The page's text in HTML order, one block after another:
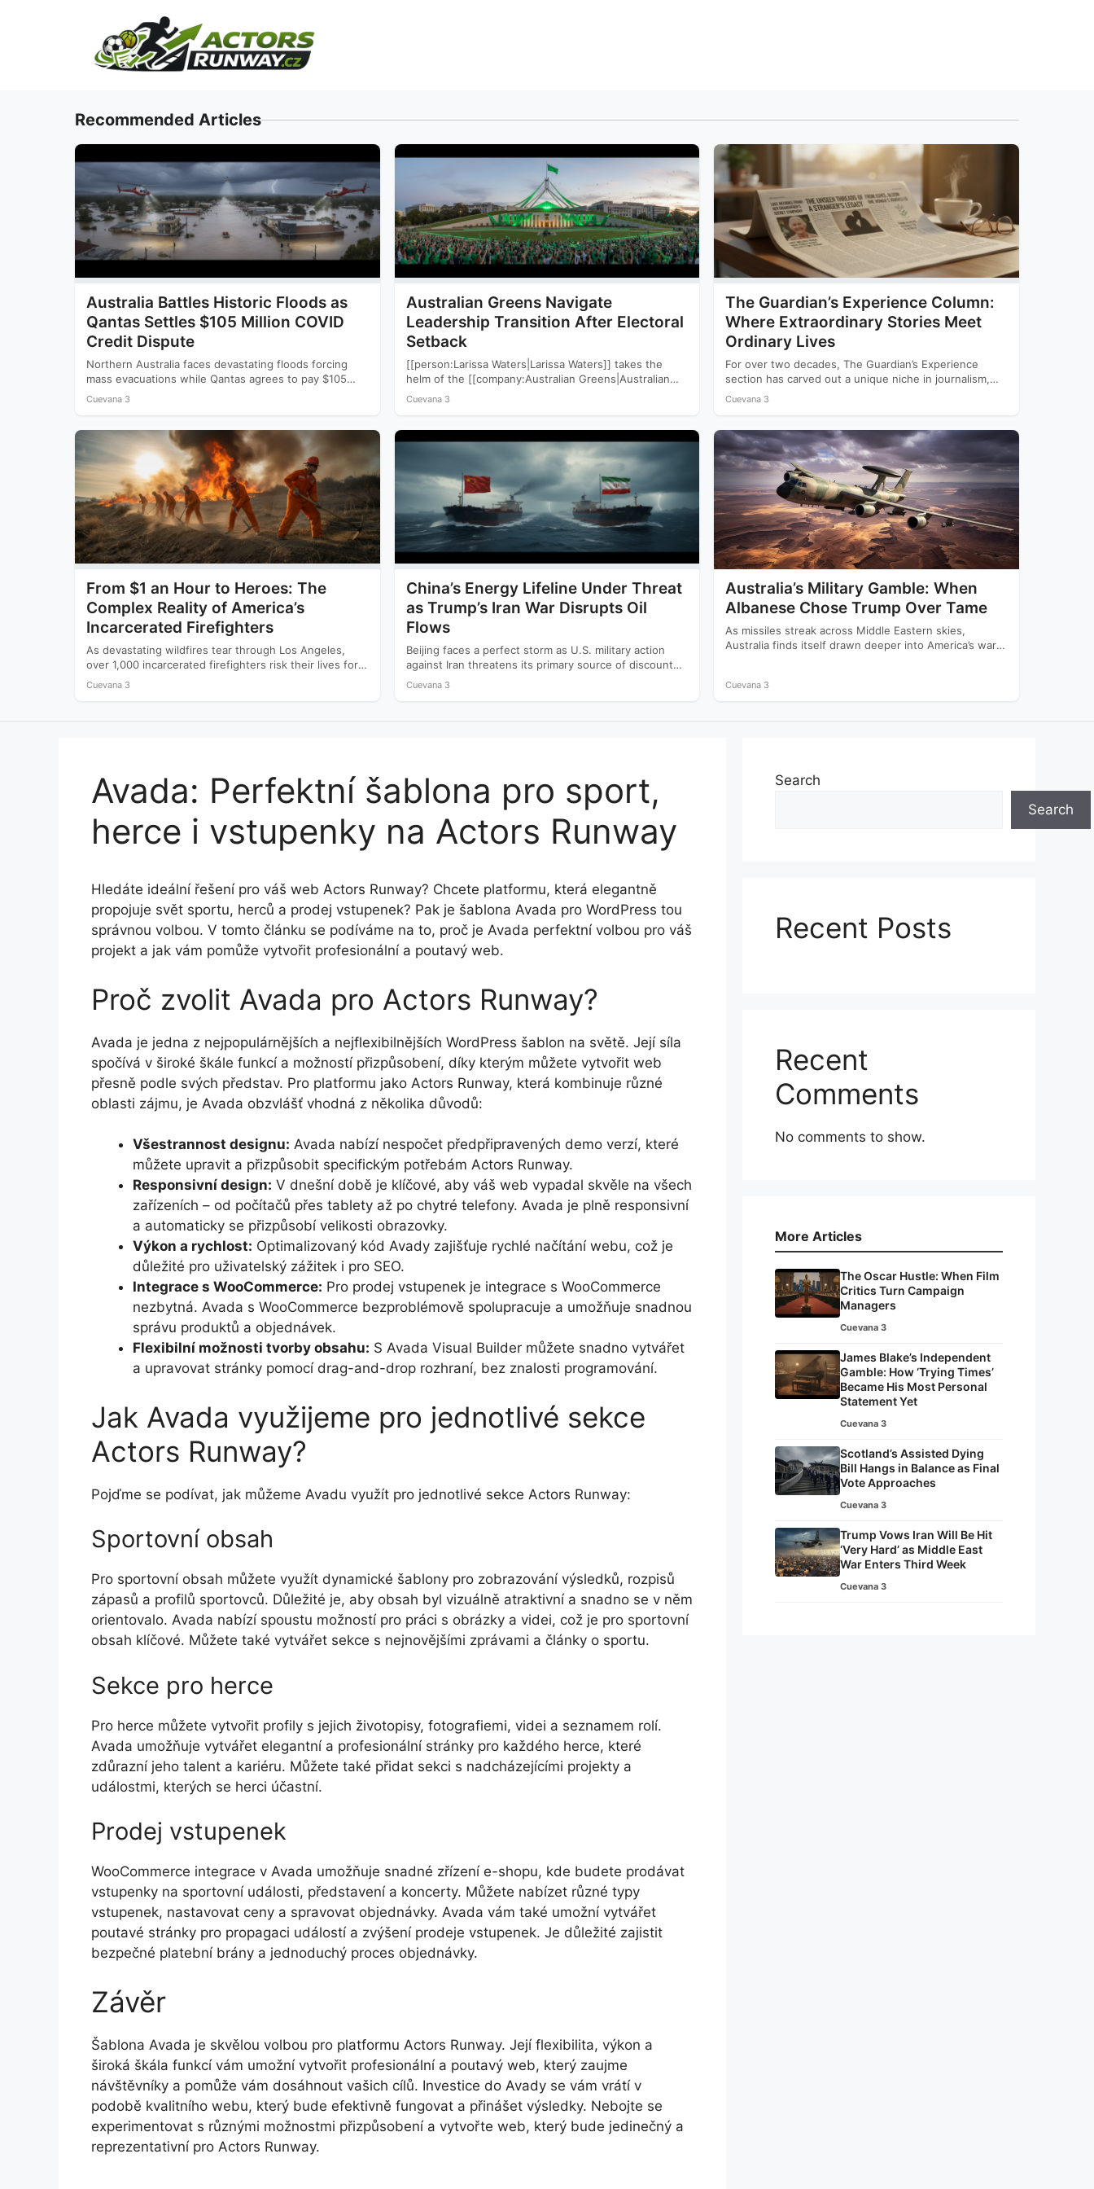
Recommended Articles
Australia Battles Historic Floods as
Qantas Settles $105 Million COVID
Credit Dispute
Northern Australia faces devastating floods forcing
mass evacuations while Qantas agrees to pay $105
million to settle a…
Cuevana 3
Australian Greens Navigate
Leadership Transition After Electoral
Setback
[[person:Larissa Waters|Larissa Waters]] takes the
helm of the [[company:Australian Greens|Australian
Greens]] following a devastating 2025 election that
Cuevana 3
The Guardian’s Experience Column:
Where Extraordinary Stories Meet
Ordinary Lives
For over two decades, The Guardian’s Experience
section has carved out a unique niche in journalism,
offering readers…
Cuevana 3
From $1 an Hour to Heroes: The
Complex Reality of America’s
Incarcerated Firefighters
As devastating wildfires tear through Los Angeles,
over 1,000 incarcerated firefighters risk their lives for
as little as…
Cuevana 3
China’s Energy Lifeline Under Threat
as Trump’s Iran War Disrupts Oil
Flows
Beijing faces a perfect storm as U.S. military action
against Iran threatens its primary source of discounted
crude…
Cuevana 3
Australia’s Military Gamble: When
Albanese Chose Trump Over Tame
As missiles streak across Middle Eastern skies,
Australia finds itself drawn deeper into America’s war
Cuevana 3
Avada: Perfektní šablona pro sport,
herce i vstupenky na Actors Runway
Hledáte ideální řešení pro váš web Actors Runway? Chcete platformu, která elegantně
propojuje svět sportu, herců a prodej vstupenek? Pak je šablona Avada pro WordPress tou
správnou volbou. V tomto článku se podíváme na to, proč je Avada perfektní volbou pro váš
projekt a jak vám pomůže vytvořit profesionální a poutavý web.
Proč zvolit Avada pro Actors Runway?
Avada je jedna z nejpopulárnějších a nejflexibilnějších WordPress šablon na světě. Její síla
spočívá v široké škále funkcí a možností přizpůsobení, díky kterým můžete vytvořit web
přesně podle svých představ. Pro platformu jako Actors Runway, která kombinuje různé
oblasti zájmu, je Avada obzvlášť vhodná z několika důvodů:
Všestrannost designu: Avada nabízí nespočet předpřipravených demo verzí, které
můžete upravit a přizpůsobit specifickým potřebám Actors Runway.
Responsivní design: V dnešní době je klíčové, aby váš web vypadal skvěle na všech
zařízeních – od počítačů přes tablety až po chytré telefony. Avada je plně responsivní
a automaticky se přizpůsobí velikosti obrazovky.
Výkon a rychlost: Optimalizovaný kód Avady zajišťuje rychlé načítání webu, což je
důležité pro uživatelský zážitek i pro SEO.
Integrace s WooCommerce: Pro prodej vstupenek je integrace s WooCommerce
nezbytná. Avada s WooCommerce bezproblémově spolupracuje a umožňuje snadnou
správu produktů a objednávek.
Flexibilní možnosti tvorby obsahu: S Avada Visual Builder můžete snadno vytvářet
a upravovat stránky pomocí drag-and-drop rozhraní, bez znalosti programování.
Jak Avada využijeme pro jednotlivé sekce
Actors Runway?
Pojďme se podívat, jak můžeme Avadu využít pro jednotlivé sekce Actors Runway:
Sportovní obsah
Pro sportovní obsah můžete využít dynamické šablony pro zobrazování výsledků, rozpisů
zápasů a profilů sportovců. Důležité je, aby obsah byl vizuálně atraktivní a snadno se v něm
orientovalo. Avada nabízí spoustu možností pro práci s obrázky a videi, což je pro sportovní
obsah klíčové. Můžete také vytvářet sekce s nejnovějšími zprávami a články o sportu.
Sekce pro herce
Pro herce můžete vytvořit profily s jejich životopisy, fotografiemi, videi a seznamem rolí.
Avada umožňuje vytvářet elegantní a profesionální stránky pro každého herce, které
zdůrazní jeho talent a kariéru. Můžete také přidat sekci s nadcházejícími projekty a
událostmi, kterých se herci účastní.
Prodej vstupenek
WooCommerce integrace v Avada umožňuje snadné zřízení e-shopu, kde budete prodávat
vstupenky na sportovní události, představení a koncerty. Můžete nabízet různé typy
vstupenek, nastavovat ceny a spravovat objednávky. Avada vám také umožní vytvářet
poutavé stránky pro propagaci událostí a zvýšení prodeje vstupenek. Je důležité zajistit
bezpečné platební brány a jednoduchý proces objednávky.
Závěr
Šablona Avada je skvělou volbou pro platformu Actors Runway. Její flexibilita, výkon a
široká škála funkcí vám umožní vytvořit profesionální a poutavý web, který zaujme
návštěvníky a pomůže vám dosáhnout vašich cílů. Investice do Avady se vám vrátí v
podobě kvalitního webu, který bude efektivně fungovat a přinášet výsledky. Nebojte se
experimentovat s různými možnostmi přizpůsobení a vytvořte web, který bude jedinečný a
reprezentativní pro Actors Runway.
Search
Search
Recent Posts
Recent
Comments
No comments to show.
More Articles
The Oscar Hustle: When Film
Critics Turn Campaign
Managers
Cuevana 3
James Blake’s Independent
Gamble: How ‘Trying Times’
Became His Most Personal
Statement Yet
Cuevana 3
Scotland’s Assisted Dying
Bill Hangs in Balance as Final
Vote Approaches
Cuevana 3
Trump Vows Iran Will Be Hit
‘Very Hard’ as Middle East
War Enters Third Week
Cuevana 3